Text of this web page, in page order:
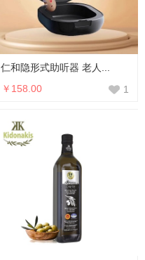
仁和隐形式助听器 老人...
￥158.00
1